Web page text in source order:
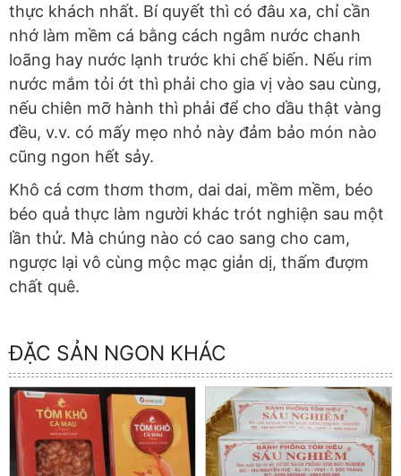
thực khách nhất. Bí quyết thì có đâu xa, chỉ cần
nhớ làm mềm cá bằng cách ngâm nước chanh
loãng hay nước lạnh trước khi chế biến. Nếu rim
nước mắm tỏi ớt thì phải cho gia vị vào sau cùng,
nếu chiên mỡ hành thì phải để cho dầu thật vàng
đều, v.v. có mấy mẹo nhỏ này đảm bảo món nào
cũng ngon hết sảy.
Khô cá cơm thơm thơm, dai dai, mềm mềm, béo
béo quả thực làm người khác trót nghiện sau một
lần thử. Mà chúng nào có cao sang cho cam,
ngược lại vô cùng mộc mạc giản dị, thấm đượm
chất quê.
ĐẶC SẢN NGON KHÁC